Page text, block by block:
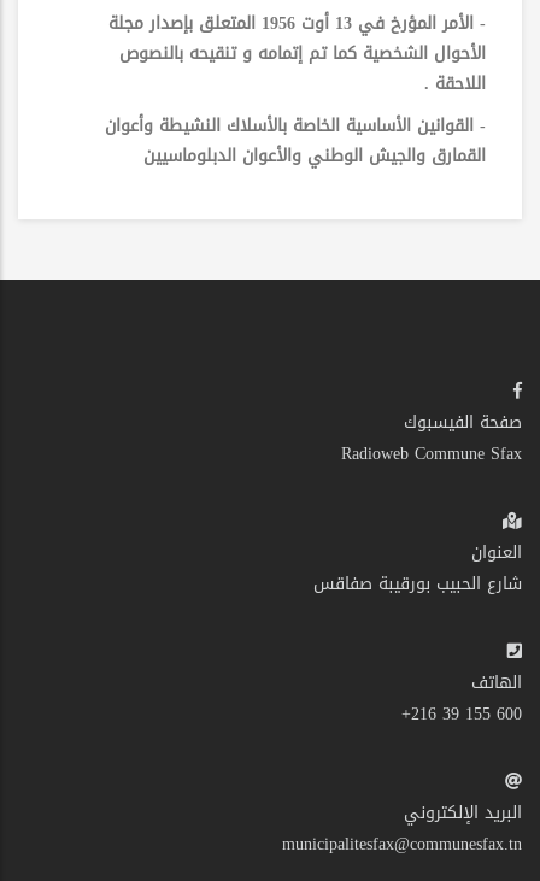
- الأمر المؤرخ في 13 أوت 1956 المتعلق بإصدار مجلة
الأحوال الشخصية كما تم إتمامه و تنقيحه بالنصوص
اللاحقة .
- القوانين الأساسية الخاصة بالأسلاك النشيطة وأعوان
القمارق والجيش الوطني والأعوان الدبلوماسيين
صفحة الفيسبوك
Radioweb Commune Sfax
العنوان
شارع الحبيب بورقيبة صفاقس
الهاتف
600 155 39 216+
البريد الإلكتروني
municipalitesfax@communesfax.tn